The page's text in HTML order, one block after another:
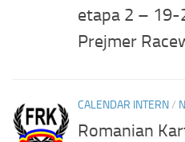
etapa 2 –
Prejmer
CALENDAR INTERN/
Romanian